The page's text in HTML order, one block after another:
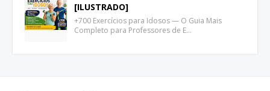
[ILUSTRADO]
+700 Exercícios para Idosos — O Guia Mais
Completo para Professores de E…